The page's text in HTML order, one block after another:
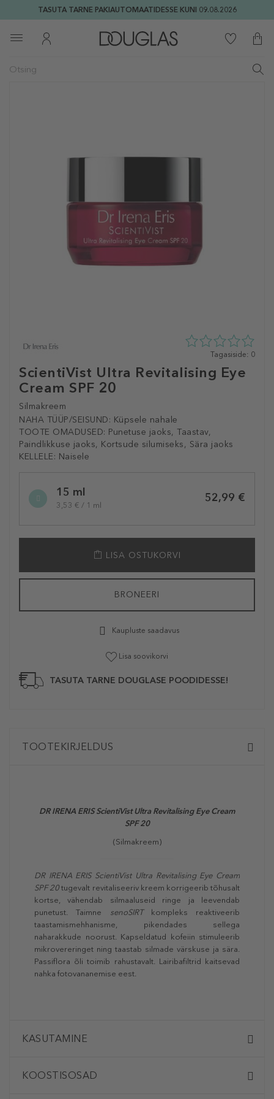
TASUTA TARNE PAKIAUTOMAATIDESSE KUNI 09.08.2026
ScientiVist Ultra Revitalising Eye
Cream SPF 20
Silmakreem
NAHA TÜÜP/SEISUND: Küpsele nahale
TOOTE OMADUSED: Punetuse jaoks, Taastav,
Paindlikkuse jaoks, Kortsude silumiseks, Sära jaoks
KELLELE: Naisele
0
5st
Tagasiside: 0
variation15 ml
3,53 € / 1 ml
52,99 €
LISA OSTUKORVI
BRONEERI
Kaupluste saadavus
Lisa soovikorvi
TASUTA TARNE DOUGLASE POODIDESSE!
TOOTEKIRJELDUS
DR IRENA ERIS ScientiVist Ultra Revitalising Eye Cream
SPF 20
(Silmakreem)
DR IRENA ERIS ScientiVist Ultra Revitalising Eye Cream
SPF 20tugevalt revitaliseeriv kreem korrigeerib tõhusalt
kortse, vähendab silmaaluseid ringe ja leevendab
punetust. Taimne senoSIRTkompleks reaktiveerib
taastamismehhanisme, pikendades sellega
naharakkude noorust. Kapseldatud kofeiin stimuleerib
mikrovereringet ning taastab silmade värskuse ja sära.
Passiflora õli toimib rahustavalt. Lairibafiltrid kaitsevad
nahka fotovananemise eest.
KASUTAMINE
KOOSTISOSAD